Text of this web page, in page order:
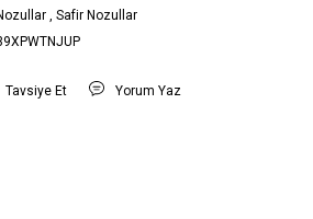
,Safir Nozullar
Tavsiye Et Yorum Yaz